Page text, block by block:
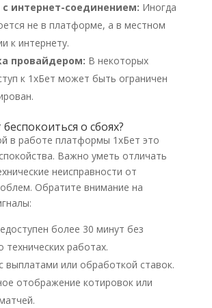
интернет-соединением: Иногда
не в платформе, а в местном
к интернету.
провайдером: В некоторых
к 1хБет может быть ограничен
о сбоях?
в работе платформы 1хБет это
Важно уметь отличать
неисправности от
Обратите внимание на
более 30 минут без
работах.
выплатами или обработкой ставок.
отображение котировок или